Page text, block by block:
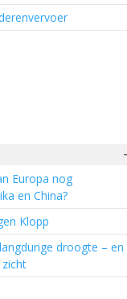
Europa nog
en China?
Klopp
droogte – en